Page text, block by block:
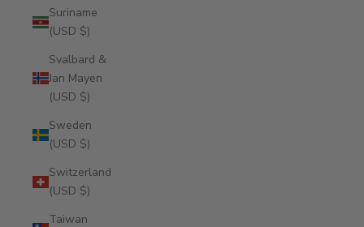
Suriname
(USD $)
Svalbard &
Jan Mayen
(USD $)
Sweden
(USD $)
Switzerland
(USD $)
Taiwan